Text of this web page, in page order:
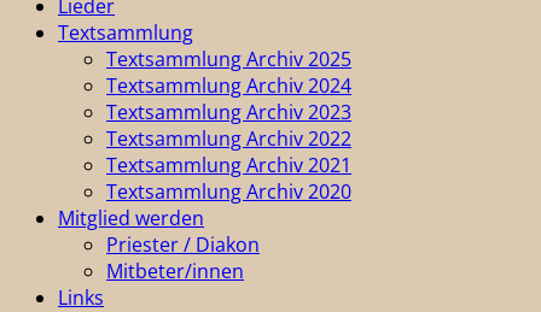
Lieder
Textsammlung
Textsammlung Archiv 2025
Textsammlung Archiv 2024
Textsammlung Archiv 2023
Textsammlung Archiv 2022
Textsammlung Archiv 2021
Textsammlung Archiv 2020
Mitglied werden
Priester / Diakon
Mitbeter/innen
Links